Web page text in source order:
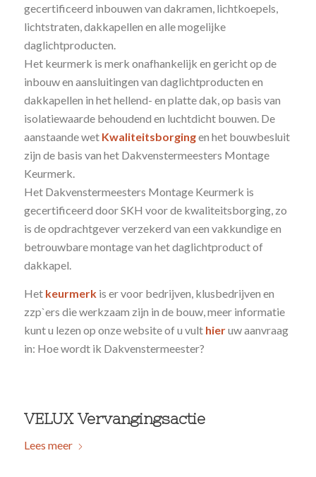
gecertificeerd inbouwen van dakramen, lichtkoepels,
lichtstraten, dakkapellen en alle mogelijke
daglichtproducten.
Het keurmerk is merk onafhankelijk en gericht op de
inbouw en aansluitingen van daglichtproducten en
dakkapellen in het hellend- en platte dak, op basis van
isolatiewaarde behoudend en luchtdicht bouwen. De
aanstaande wet Kwaliteitsborgingen het bouwbesluit
zijn de basis van het Dakvenstermeesters Montage
Keurmerk.
Het Dakvenstermeesters Montage Keurmerk is
gecertificeerd door SKH voor de kwaliteitsborging, zo
is de opdrachtgever verzekerd van een vakkundige en
betrouwbare montage van het daglichtproduct of
dakkapel.
Het keurmerkis er voor bedrijven, klusbedrijven en
zzp`ers die werkzaam zijn in de bouw, meer informatie
kunt u lezen op onze website of u vult hieruw aanvraag
in: Hoe wordt ik Dakvenstermeester?
VELUX Vervangingsactie
Lees meer